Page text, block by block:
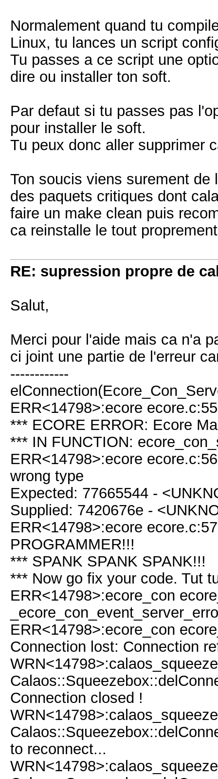
Normalement quand tu
Linux, tu lances un script
Tu passes a ce script une
dire ou installer ton soft.
Par defaut si tu passes pas
pour installer le soft.
Tu peux donc aller supprimer
Ton soucis viens surement
des paquets critiques dont
faire un make clean puis
ca reinstalle le tout
RE: supression propre de
Salut,
Merci pour l'aide mais ca n'a
ci joint une partie de l'erreur
------------
ERR<14798>:ecore
*** ECORE ERROR: Ecore
*** IN FUNCTION:
ERR<14798>:ecore
wrong type
Expected: 77665544 -
Supplied: 7420676e -
ERR<14798>:ecore
PROGRAMMER!!!
*** SPANK SPANK SPANK!!!
*** Now go fix your code. Tut
ERR<14798>:ecore_con
ERR<14798>:ecore_con
Connection lost: Connection
Connection closed !
to reconnect...